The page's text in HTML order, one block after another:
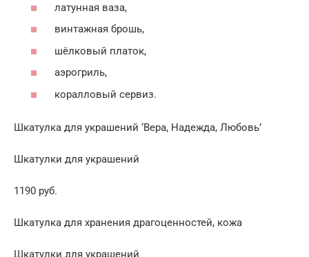
латунная ваза,
винтажная брошь,
шёлковый платок,
аэрогриль,
коралловый сервиз.
Шкатулка для украшений ‘Вера, Надежда, Любовь’
Шкатулки для украшений
1190 руб.
Шкатулка для хранения драгоценностей, кожа
Шкатулки для украшений